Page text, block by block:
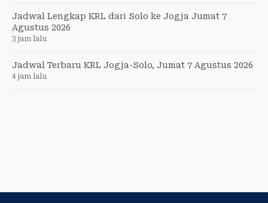
Jadwal Lengkap KRL dari Solo ke Jogja Jumat 7
Agustus 2026
3 jam lalu
Jadwal Terbaru KRL Jogja-Solo, Jumat 7 Agustus 2026
4 jam lalu